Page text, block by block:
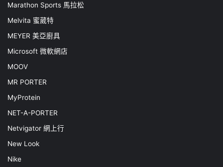
Marathon Sports 馬拉松
Melvita 蜜葳特
MEYER 美亞廚具
Microsoft 微軟網店
MOOV
MR PORTER
MyProtein
NET-A-PORTER
Netvigator 網上行
New Look
Nike